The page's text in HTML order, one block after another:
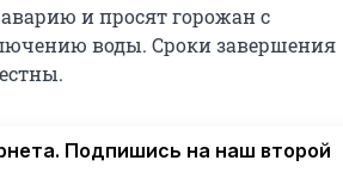
и просят горожан с
воды. Сроки завершения
Подпишись на наш второй